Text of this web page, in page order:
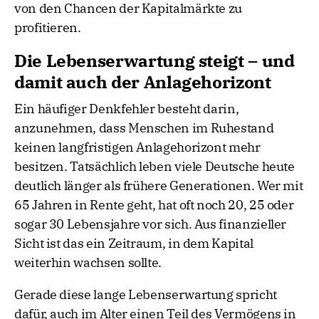
von den Chancen der Kapitalmärkte zu
profitieren.
Die Lebenserwartung steigt – und
damit auch der Anlagehorizont
Ein häufiger Denkfehler besteht darin,
anzunehmen, dass Menschen im Ruhestand
keinen langfristigen Anlagehorizont mehr
besitzen. Tatsächlich leben viele Deutsche heute
deutlich länger als frühere Generationen. Wer mit
65 Jahren in Rente geht, hat oft noch 20, 25 oder
sogar 30 Lebensjahre vor sich. Aus finanzieller
Sicht ist das ein Zeitraum, in dem Kapital
weiterhin wachsen sollte.
Gerade diese lange Lebenserwartung spricht
dafür, auch im Alter einen Teil des Vermögens in